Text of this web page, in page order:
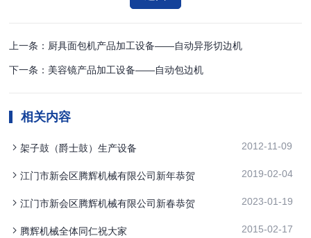
上一条：厨具面包机产品加工设备——自动异形切边机
下一条：美容镜产品加工设备——自动包边机
相关内容
架子鼓（爵士鼓）生产设备 2012-11-09
江门市新会区腾辉机械有限公司新年恭贺 2019-02-04
江门市新会区腾辉机械有限公司新春恭贺 2023-01-19
腾辉机械全体同仁祝大家 2015-02-17